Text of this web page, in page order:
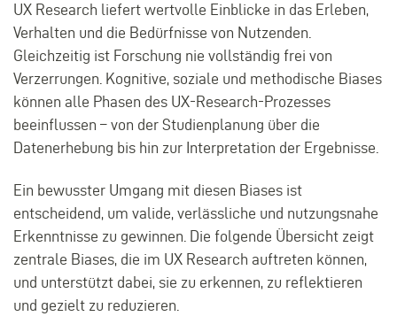
UX Research liefert wertvolle Einblicke in das Erleben,
Verhalten und die Bedürfnisse von Nutzenden.
Gleichzeitig ist Forschung nie vollständig frei von
Verzerrungen. Kognitive, soziale und methodische Biases
können alle Phasen des UX-Research-Prozesses
beeinflussen – von der Studienplanung über die
Datenerhebung bis hin zur Interpretation der Ergebnisse.
Ein bewusster Umgang mit diesen Biases ist
entscheidend, um valide, verlässliche und nutzungsnahe
Erkenntnisse zu gewinnen. Die folgende Übersicht zeigt
zentrale Biases, die im UX Research auftreten können,
und unterstützt dabei, sie zu erkennen, zu reflektieren
und gezielt zu reduzieren.